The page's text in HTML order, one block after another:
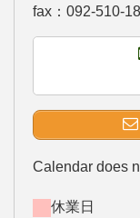
fax：092-510-
Calendar does
休業日